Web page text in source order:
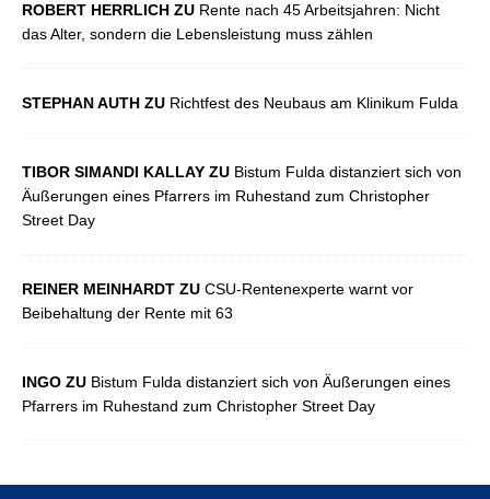
ROBERT HERRLICH ZU Rente nach 45 Arbeitsjahren: Nicht
das Alter, sondern die Lebensleistung muss zählen
STEPHAN AUTH ZU Richtfest des Neubaus am Klinikum Fulda
TIBOR SIMANDI KALLAY ZU Bistum Fulda distanziert sich von
Äußerungen eines Pfarrers im Ruhestand zum Christopher
Street Day
REINER MEINHARDT ZU CSU-Rentenexperte warnt vor
Beibehaltung der Rente mit 63
INGO ZU Bistum Fulda distanziert sich von Äußerungen eines
Pfarrers im Ruhestand zum Christopher Street Day